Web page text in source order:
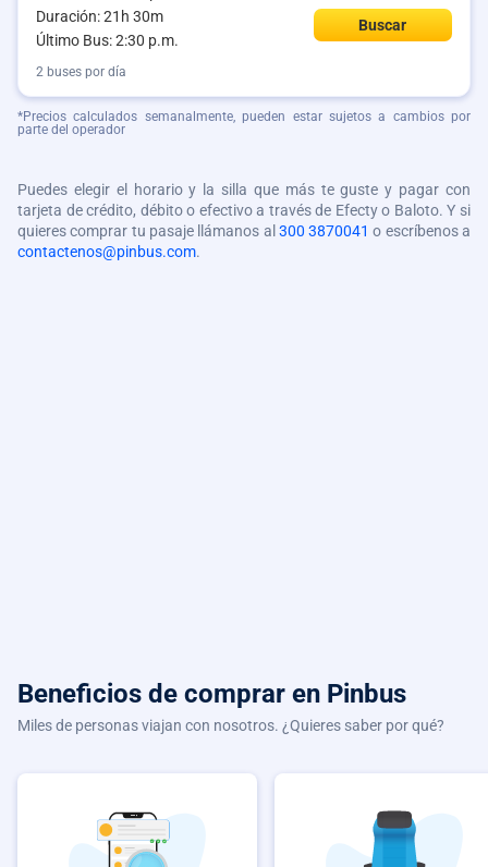
Duración: 21h 30m
Último Bus: 2:30 p.m.
Buscar
2 buses por día
*Precios calculados semanalmente, pueden estar sujetos a cambios por
parte del operador
Puedes elegir el horario y la silla que más te guste y pagar con
tarjeta de crédito, débito o efectivo a través de Efecty o Baloto. Y si
quieres comprar tu pasaje llámanos al300 3870041 o escríbenos a
contactenos@pinbus.com.
Beneficios de comprar en Pinbus
Miles de personas viajan con nosotros. ¿Quieres saber por qué?